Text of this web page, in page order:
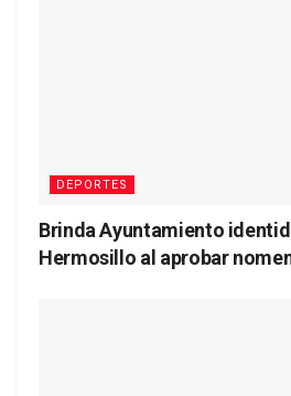
DEPORTES
Brinda Ayuntamiento
Hermosillo al aprobar